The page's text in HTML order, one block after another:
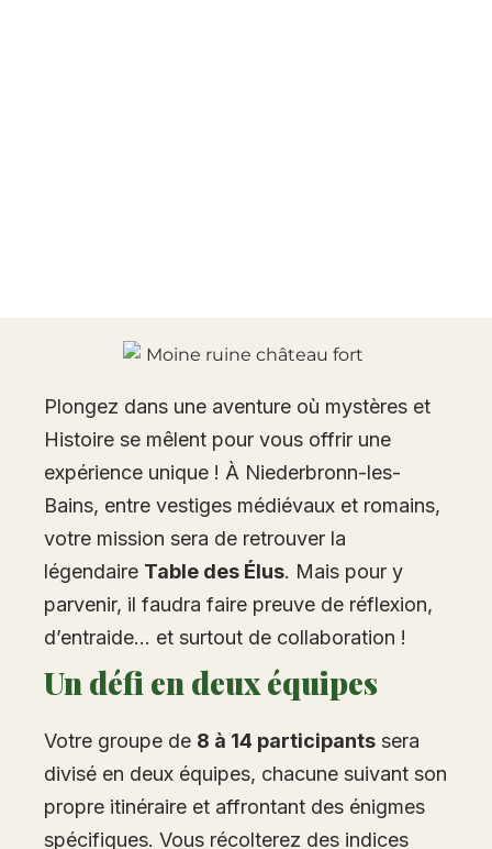
Plongez dans une aventure où mystères et
Histoire se mêlent pour vous offrir une
expérience unique ! À Niederbronn-les-
Bains, entre vestiges médiévaux et romains,
votre mission sera de retrouver la
légendaire Table des Élus. Mais pour y
parvenir, il faudra faire preuve de réflexion,
d’entraide… et surtout de collaboration !
Un défi en deux équipes
Votre groupe de 8 à 14 participants sera
divisé en deux équipes, chacune suivant son
propre itinéraire et affrontant des énigmes
spécifiques. Vous récolterez des indices